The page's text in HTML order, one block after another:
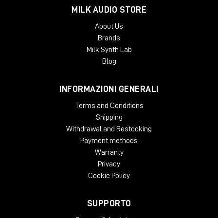
♻️ Permuta interfacce DigiLink e
upgrade sistema audio
💸 Risparmio di1.500 €su Pro Tools | MTRX II
🔄 Valido con permuta di interfacce DigiLink
(Avid/Digidesign o terze parti)
🧩 Possibilità di aggiungere schede opzionali
Un’occasione ideale per aggiornare sistemi esistenti
MILK AUDIO STORE
About Us
Brands
Milk Synth Lab
Blog
INFORMAZIONI GENERALI
Terms and Conditions
Shipping
Withdrawal and Restocking
Payment methods
Warranty
Privacy
Cookie Policy
SUPPORTO